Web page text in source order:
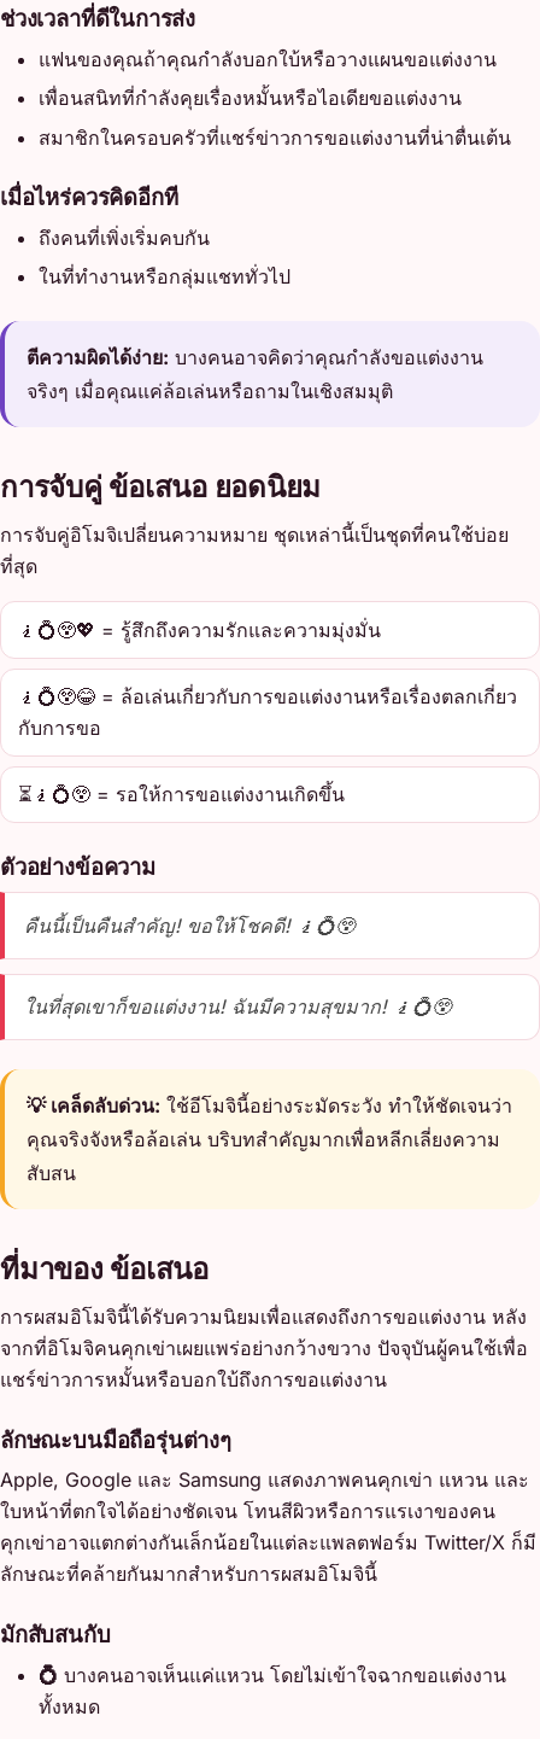
ช่วงเวลาที่ดีในการส่ง
แฟนของคุณถ้าคุณกำลังบอกใบ้หรือวางแผนขอแต่งงาน
เพื่อนสนิทที่กำลังคุยเรื่องหมั้นหรือไอเดียขอแต่งงาน
สมาชิกในครอบครัวที่แชร์ข่าวการขอแต่งงานที่น่าตื่นเต้น
เมื่อไหร่ควรคิดอีกที
ถึงคนที่เพิ่งเริ่มคบกัน
ในที่ทำงานหรือกลุ่มแชททั่วไป
ตีความผิดได้ง่าย: บางคนอาจคิดว่าคุณกำลังขอแต่งงาน
จริงๆ เมื่อคุณแค่ล้อเล่นหรือถามในเชิงสมมุติ
การจับคู่ ข้อเสนอ ยอดนิยม
การจับคู่อิโมจิเปลี่ยนความหมาย ชุดเหล่านี้เป็นชุดที่คนใช้บ่อย
ที่สุด
🧎💍😲💖 = รู้สึกถึงความรักและความมุ่งมั่น
🧎💍😲😂 = ล้อเล่นเกี่ยวกับการขอแต่งงานหรือเรื่องตลกเกี่ยว
กับการขอ
⏳🧎💍😲 = รอให้การขอแต่งงานเกิดขึ้น
ตัวอย่างข้อความ
คืนนี้เป็นคืนสำคัญ! ขอให้โชคดี! 🧎💍😲
ในที่สุดเขาก็ขอแต่งงาน! ฉันมีความสุขมาก! 🧎💍😲
💡 เคล็ดลับด่วน: ใช้อีโมจินี้อย่างระมัดระวัง ทำให้ชัดเจนว่า
คุณจริงจังหรือล้อเล่น บริบทสำคัญมากเพื่อหลีกเลี่ยงความ
สับสน
ที่มาของ ข้อเสนอ
การผสมอิโมจินี้ได้รับความนิยมเพื่อแสดงถึงการขอแต่งงาน หลัง
จากที่อิโมจิคนคุกเข่าเผยแพร่อย่างกว้างขวาง ปัจจุบันผู้คนใช้เพื่อ
แชร์ข่าวการหมั้นหรือบอกใบ้ถึงการขอแต่งงาน
ลักษณะบนมือถือรุ่นต่างๆ
Apple, Google และ Samsung แสดงภาพคนคุกเข่า แหวน และ
ใบหน้าที่ตกใจได้อย่างชัดเจน โทนสีผิวหรือการแรเงาของคน
คุกเข่าอาจแตกต่างกันเล็กน้อยในแต่ละแพลตฟอร์ม Twitter/X ก็มี
ลักษณะที่คล้ายกันมากสำหรับการผสมอิโมจินี้
มักสับสนกับ
💍 บางคนอาจเห็นแค่แหวน โดยไม่เข้าใจฉากขอแต่งงาน
ทั้งหมด